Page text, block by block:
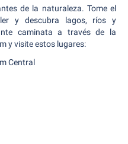
de la naturaleza. Tome el
y descubra lagos, ríos y
caminata a través de la
y visite estos lugares:
Central